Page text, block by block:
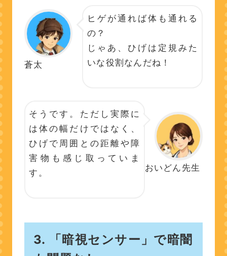
蒼太
ヒゲが通れば体も通れる
の？
じゃあ、ひげは定規みた
いな役割なんだね！
おいどん先生
そうです。ただし実際に
は体の幅だけではなく、
ひげで周囲との距離や障
害物も感じ取っていま
す。
3. 「暗視センサー」で暗闇